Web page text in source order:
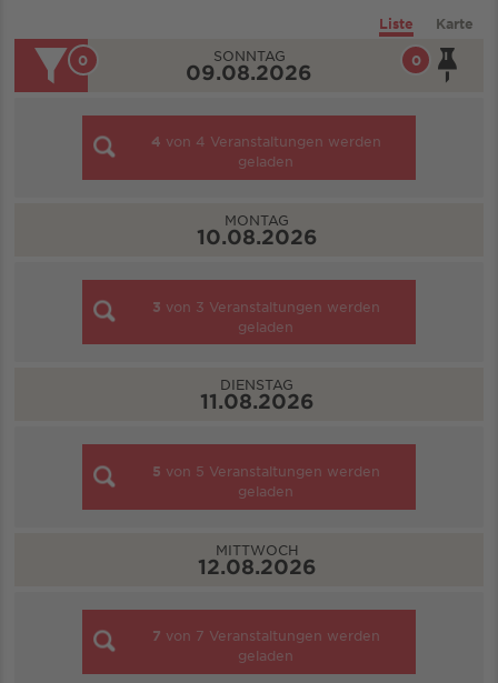
Liste Karte
0
0 SONNTAG
09.08.2026
4 von 4 Veranstaltungen werden
geladen
MONTAG
10.08.2026
3 von 3 Veranstaltungen werden
geladen
DIENSTAG
11.08.2026
5 von 5 Veranstaltungen werden
geladen
MITTWOCH
12.08.2026
7 von 7 Veranstaltungen werden
geladen